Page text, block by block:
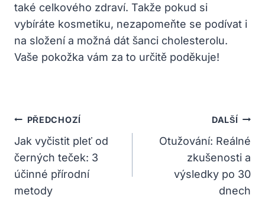
také celkového zdraví. Takže pokud si
vybíráte kosmetiku, nezapomeňte se podívat i
na složení a možná dát šanci cholesterolu.
Vaše pokožka vám za to určitě poděkuje!
Navigace
Pro
Příspěvek
PŘEDCHOZÍ
Jak vyčistit pleť od
černých teček: 3
účinné přírodní
metody
DALŠÍ
Otužování: Reálné
zkušenosti a
výsledky po 30
dnech